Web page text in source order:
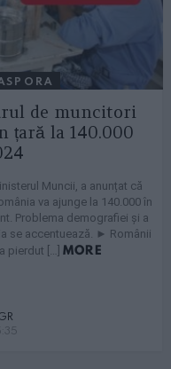
de muncitori
la 140.000
Muncii, a anunțat că
va ajunge la 140.000 în
Problema demografiei și a
se accentuează. ► Românii
pierdut […] MORE